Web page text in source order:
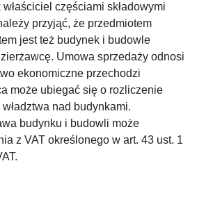
częściami składowymi
przyjąć, że przedmiotem
jest też budynek i budowle
Umowa sprzedaży odnosi
ekonomiczne przechodzi
może ubiegać się o rozliczenie
nad budynkami.
budynku i budowli może
z VAT określonego w art. 43 ust. 1